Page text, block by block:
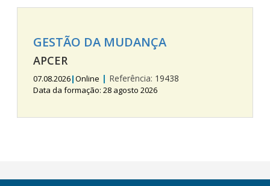
GESTÃO DA MUDANÇA
APCER
07.08.2026|Online | Referência: 19438
Data da formação: 28 agosto 2026